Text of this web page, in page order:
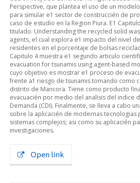
Perspective, que plantea el uso de un
para simular e1 sector de construccién de
caso de estudio en la Region Piura. E1
titulado: Understanding the recycled solid
agents, el cual explora e1 impacto del nivel
residentes en el porcentaje de bolsas
Capitulo 4 muestra e1 segundo articulo
evacuation for tsunamis using agent-based
cuyo objetivo es mostrar e1 proceso de
frente a1 riesgo de tsunamis tomando como
distrito de Mancora. Tiene como producto
evacuacién por medio del analisis del indice
Demanda (CDI). Finalmente, se lleva a cabo
sobre la aplicacién de modernas tecnologias
sistemas complejos; asi como su aplicacién
investigaciones.
Open link